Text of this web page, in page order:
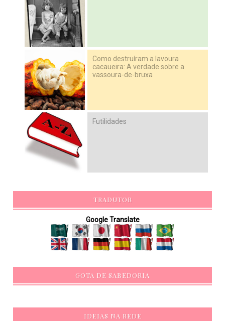
Como destruíram a lavoura
cacaueira: A verdade sobre a
vassoura-de-bruxa
Futilidades
TRADUTOR
Google Translate
GOTA DE SABEDORIA
IDEIAS NA REDE